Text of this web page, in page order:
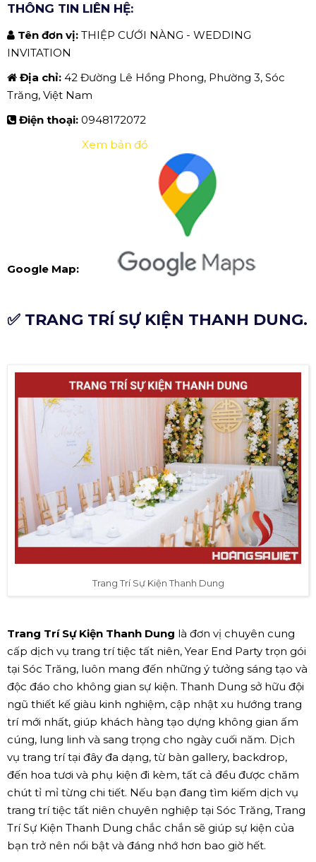
THÔNG TIN LIÊN HỆ:
Tên đơn vị: THIỆP CƯỚI NÀNG - WEDDING
INVITATION
Địa chỉ: 42 Đường Lê Hồng Phong, Phường 3, Sóc
Trăng, Việt Nam
Điện thoại: 0948172072
Google Map:
Xem bản đồ
✅ TRANG TRÍ SỰ KIỆN THANH DUNG.
Trang Trí Sự Kiện Thanh Dung
Trang Trí Sự Kiện Thanh Dung là đơn vị chuyên cung
cấp dịch vụ trang trí tiệc tất niên, Year End Party trọn gói
tại Sóc Trăng, luôn mang đến những ý tưởng sáng tạo và
độc đáo cho không gian sự kiện. Thanh Dung sở hữu đội
ngũ thiết kế giàu kinh nghiệm, cập nhật xu hướng trang
trí mới nhất, giúp khách hàng tạo dựng không gian ấm
cúng, lung linh và sang trọng cho ngày cuối năm. Dịch
vụ trang trí tại đây đa dạng, từ bàn gallery, backdrop,
đến hoa tươi và phụ kiện đi kèm, tất cả đều được chăm
chút tỉ mỉ từng chi tiết. Nếu bạn đang tìm kiếm dịch vụ
trang trí tiệc tất niên chuyên nghiệp tại Sóc Trăng, Trang
Trí Sự Kiện Thanh Dung chắc chắn sẽ giúp sự kiện của
bạn trở nên nổi bật và đáng nhớ hơn bao giờ hết.